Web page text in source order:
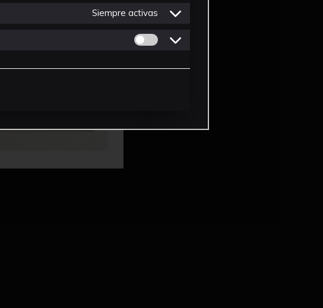
Siempre activas
Permitir cookies de Personalizacion